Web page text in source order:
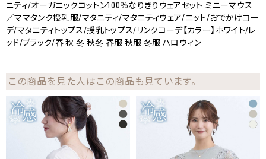
ニティ/オーガニックコットン100％なりきりウェアセット ミニーマウス
／ママタンク授乳服/マタニティ/マタニティウェア/ニット/おでかけコー
デ/マタニティトップス/授乳トップス/リンクコーデ【カラー】ホワイト/レ
ッド/ブラック/春 秋 冬 秋冬 春服 秋服 冬服 ハロウィン
この商品を見た人はこの商品も見ています。